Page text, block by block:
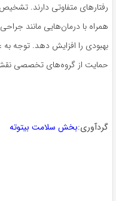
رفتارهای متفاوتی دارند.
همراه با درمان‌هایی مانند
بهبودی را افزایش دهد. توجه به
حمایت از گروه‌های تخصصی نقش
گردآوری:بخش سلامت بیتوته